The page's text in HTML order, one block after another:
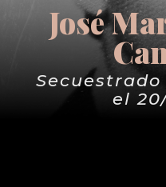
José
el